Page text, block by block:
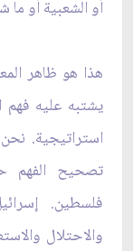
أو الشعبية أو
هذا هو ظاهر
يشتبه عليه
استراتيجية.
تصحيح الفهم
فلسطين.
والاحتلال